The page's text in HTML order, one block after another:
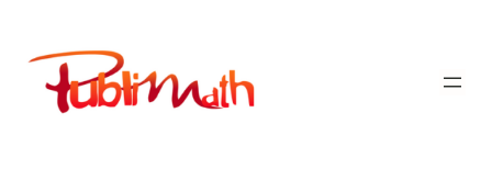
contenu
Publimath